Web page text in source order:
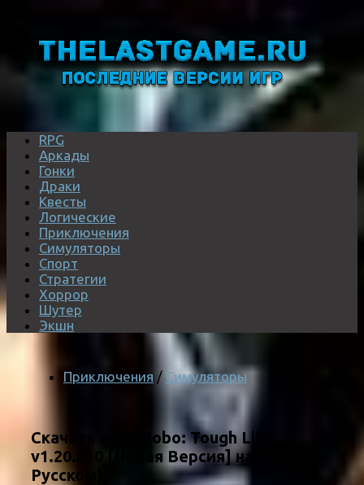
RPG
Аркады
Гонки
Драки
Квесты
Логические
Приключения
Симуляторы
Спорт
Стратегии
Хоррор
Шутер
Экшн
Приключения / Симуляторы
Скачать игру Hobo: Tough Life
v1.20.010 [Новая Версия] на ПК (на
Русском)